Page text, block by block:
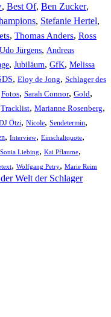
, Best Of, Ben Zucker,
, Stefanie Hertel,
, Thomas Anders, Ross
Udo Jürgens, Andreas
, Jubiläum, GfK, Melissa
, Eloy de Jong, Schlager des
Fotos, Sarah Connor, Gold,
Tracklist, Marianne Rosenberg,
Ötzi, Nicole, Sendetermin,
, Interview, Einschaltquote,
Sonia Liebing, Kai Pflaume,
, Wolfgang Petry, Marie Reim